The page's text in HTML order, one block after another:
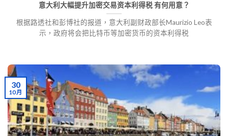
意大利大幅提升加密交易资本利得税 有何用意？
根据路透社和彭博社的报道，意大利副财政部长Maurizio Leo表
示，政府将会把比特币等加密货币的资本利得税
30
10 月